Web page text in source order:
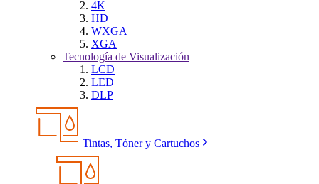
4K
HD
WXGA
XGA
Tecnología de Visualización
LCD
LED
DLP
Tintas, Tóner y Cartuchos